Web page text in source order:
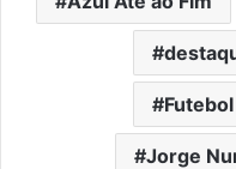
Jorge